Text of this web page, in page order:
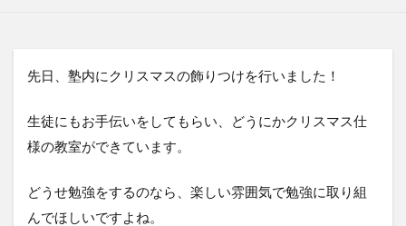
先日、塾内にクリスマスの飾りつけを行いました！
生徒にもお手伝いをしてもらい、どうにかクリスマス仕
様の教室ができています。
どうせ勉強をするのなら、楽しい雰囲気で勉強に取り組
んでほしいですよね。